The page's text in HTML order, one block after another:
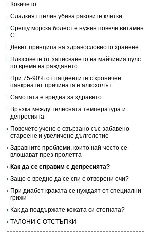
Кокичето
Сладкият пелин убива раковите клетки
Срещу морска болест е нужен повече витамин
С
Девет принципа на здравословното хранене
Плюсовете от записването на майчиния пулс
по време на раждането
При 75-90% от пациентите с хроничен
панкреатит причината е алкохолът
Самотата е вредна за здравето
Връзка между телесната температура и
депресията
Повечето учене е свързано със забавено
стареене и увеличено дълголетие
Здравните проблеми, които най-често се
влошават през пролетта
Как да се справим с депресията?
Защо е вредно да се спи с отворени очи?
При диабет краката се нуждаят от специални
грижи
Как да поддържате кожата си стегната?
ТАЛОНИ С ОТСТЪПКИ